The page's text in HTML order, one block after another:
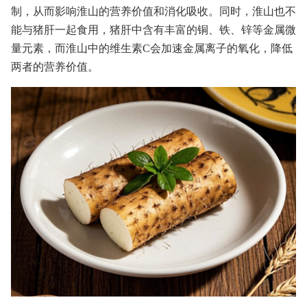
制，从而影响淮山的营养价值和消化吸收。同时，淮山也不
能与猪肝一起食用，猪肝中含有丰富的铜、铁、锌等金属微
量元素，而淮山中的维生素C会加速金属离子的氧化，降低
两者的营养价值。